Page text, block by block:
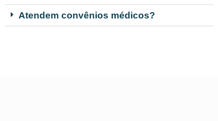
Atendem convênios médicos?